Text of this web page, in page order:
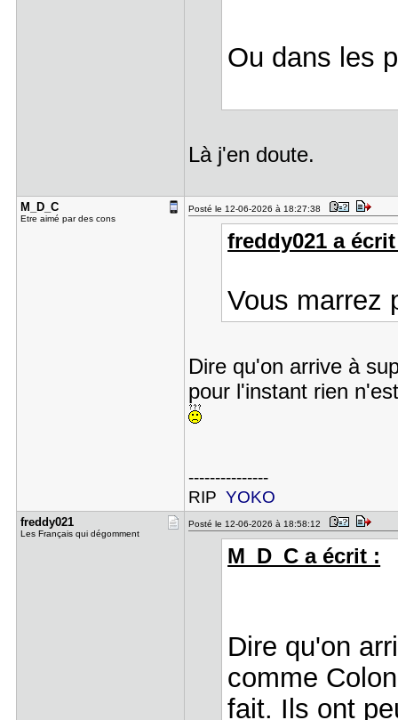
Ou dans les
Là j'en doute.
M_D_C
Etre aimé par des cons
Posté le 12-06-2026 à 18:27:38
freddy021 a
Vous marrez
Dire qu'on arrive à
pour l'instant rien
---------------
RIP YOKO
freddy021
Les Français qui dégomment
Posté le 12-06-2026 à 18:58:12
M_D_C a écrit :
Dire qu'on
comme
fait. Ils ont